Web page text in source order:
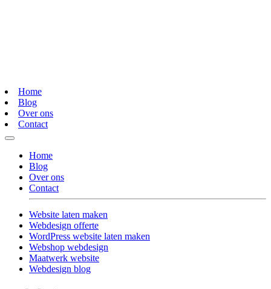
Home
Blog
Over ons
Contact
Home
Blog
Over ons
Contact
Website laten maken
Webdesign offerte
WordPress website laten maken
Webshop webdesign
Maatwerk website
Webdesign blog